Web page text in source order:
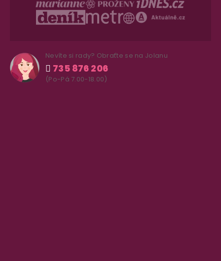
Nevíte si rady? Obraťte se na Jolanu
735 876 206
(Po-Pá 7.00-18.00)